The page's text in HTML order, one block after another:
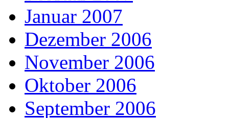
Januar 2007
Dezember 2006
November 2006
Oktober 2006
September 2006